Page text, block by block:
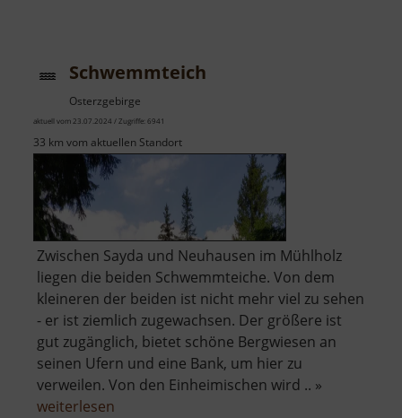
Schwemmteich
Osterzgebirge
aktuell vom 23.07.2024 / Zugriffe: 6941
33 km vom aktuellen Standort
Zwischen Sayda und Neuhausen im Mühlholz
liegen die beiden Schwemmteiche. Von dem
kleineren der beiden ist nicht mehr viel zu sehen
- er ist ziemlich zugewachsen. Der größere ist
gut zugänglich, bietet schöne Bergwiesen an
seinen Ufern und eine Bank, um hier zu
verweilen. Von den Einheimischen wird .. »
weiterlesen